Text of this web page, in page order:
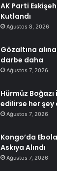
AK Parti
Kutlandı
Ağustos 8, 2026
Gözaltına
darbe daha
Ağustos 7, 2026
Hürmüz
edilirse her şey
Ağustos 7, 2026
Kongo’da
Askıya Alındı
Ağustos 7, 2026